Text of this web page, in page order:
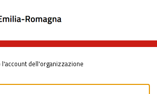
dell'organizzazione